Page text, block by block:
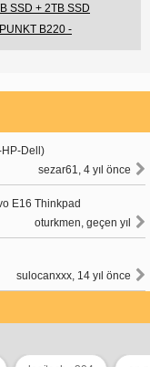
SSD + 2TB SSD
B220 -
HP-Dell)
sezar61, 4 yıl önce
E16 Thinkpad
oturkmen, geçen yıl
sulocanxxx, 14 yıl önce